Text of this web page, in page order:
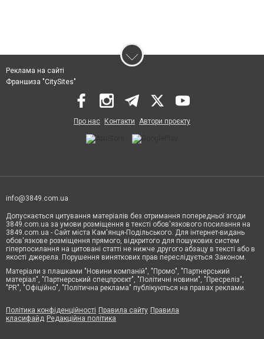
Реклама на сайті
Франшиза "CitySites"
Про нас Контакти Автори проєкту
info@3849.com.ua
Допускається цитування матеріалів без отримання попередньої згоди
3849.com.ua за умови розміщення в тексті обов'язкового посилання на
3849.com.ua - Сайт міста Кам'янця-Подільського. Для інтернет-видань
обов'язкове розміщення прямого, відкритого для пошукових систем
гіперпосилання на цитовані статті не нижче другого абзацу в тексті або в
якості джерела. Порушення виняткових прав переслідується Законом.
Матеріали з плашками "Новини компаній", "Промо", "Партнерський
матеріал", "Партнерський спецпроєкт", "Політичні новини", "Пресреліз",
"PR", "Офіційно", "Політична реклама" публікуються на правах реклами.
Політика конфіденційності Правила сайту Правила
класифайд Редакційна політика